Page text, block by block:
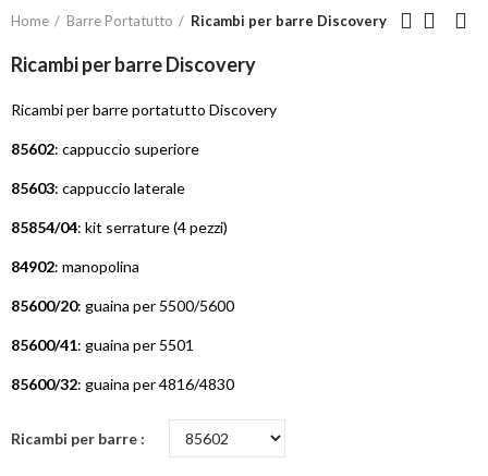
Home Barre Portatutto Ricambi per barre Discovery
Ricambi per barre Discovery
Ricambi per barre portatutto Discovery
85602: cappuccio superiore
85603: cappuccio laterale
85854/04: kit serrature (4 pezzi)
84902: manopolina
85600/20: guaina per 5500/5600
85600/41: guaina per 5501
85600/32: guaina per 4816/4830
Ricambi per barre